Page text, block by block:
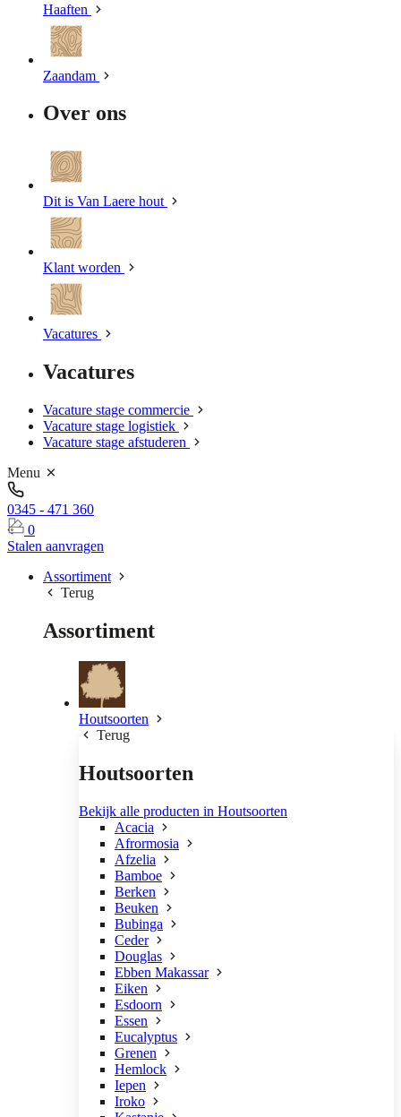
Haaften
Zaandam
Over ons
Dit is Van Laere hout
Klant worden
Vacatures
Vacatures
Vacature stage commercie
Vacature stage logistiek
Vacature stage afstuderen
Menu
0345 - 471 360
0
Stalen aanvragen
Assortiment
Terug
Assortiment
Houtsoorten
Terug
Houtsoorten
Bekijk alle producten in Houtsoorten
Acacia
Afrormosia
Afzelia
Bamboe
Berken
Beuken
Bubinga
Ceder
Douglas
Ebben Makassar
Eiken
Esdoorn
Essen
Eucalyptus
Grenen
Hemlock
Iepen
Iroko